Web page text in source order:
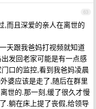
63
,而且深爱的亲人在离世的
天跟我爸妈打视频就知道
发回老家可能是有一点感
口的监控,看到我爸妈凌晨
婆应该是走了,随后在群里
世的.那一刻,缓了很久才慢
.躺在床上提了丧假,给领导